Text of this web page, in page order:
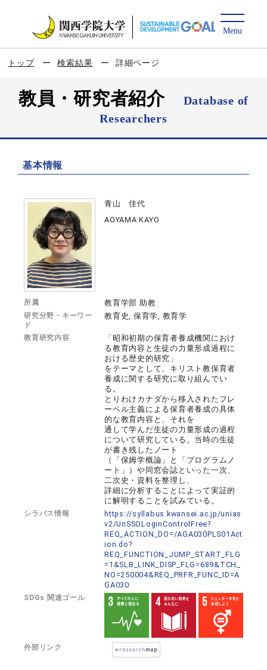
トップ 検索結果 詳細ページ
教員・研究者紹介
Database of
Researchers
基本情報
青山 佳代
AOYAMA KAYO
所属 教育学部 助教
研究分野・キーワー
ド
教育史, 保育学, 教育学
教育研究内容
「昭和初期の保育者養成機関におけ
る教育内容と生徒の力量形成過程に
おける歴史的研究」
をテーマとして、キリスト教保育者
養成に関する研究に取り組んでい
る。
とりわけカナダから移入されたフレ
ーベル主義による保育者養成の具体
的な教育内容と、それを
通して学んだ生徒の力量形成の過程
について研究している。当時の生徒
が書き残したノート
（「保姆学概論」と「プログラムノ
ート」）や同窓会誌といった一次、
二次史・資料を整理し、
詳細に分析することによって実証的
に解明することを試みている。
シラバス情報
https://syllabus.kwansei.ac.jp/unias
v2/UnSSOLoginControlFree?
REQ_ACTION_DO=/AGA030PLS01Act
ion.do?
REQ_FUNCTION_JUMP_START_FLG
=1&SLB_LINK_DISP_FLG=689&TCH_
NO=250004&REQ_PRFR_FUNC_ID=A
GA030
SDGs 関連ゴール
外部リンク